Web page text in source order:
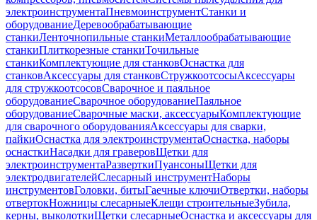
электроинструментаПневмоинструментСтанки и
оборудованиеДеревообрабатывающие
станкиЛенточнопильные станкиМеталлообрабатывающие
станкиПлиткорезные станкиТочильные
станкиКомплектующие для станковОснастка для
станковАксессуары для станковСтружкоотсосыАксессуары
для стружкоотсосовСварочное и паяльное
оборудованиеСварочное оборудованиеПаяльное
оборудованиеСварочные маски, аксессуарыКомплектующие
для сварочного оборудованияАксессуары для сварки,
пайкиОснастка для электроинструментаОснастка, наборы
оснасткиНасадки для граверовЩетки для
электроинструментаРазверткиПуансоныЩетки для
электродвигателейСлесарный инструментНаборы
инструментовГоловки, битыГаечные ключиОтвертки, наборы
отвертокНожницы слесарныеКлещи строительныеЗубила,
керны, выколоткиЩетки слесарныеОснастка и аксессуары для